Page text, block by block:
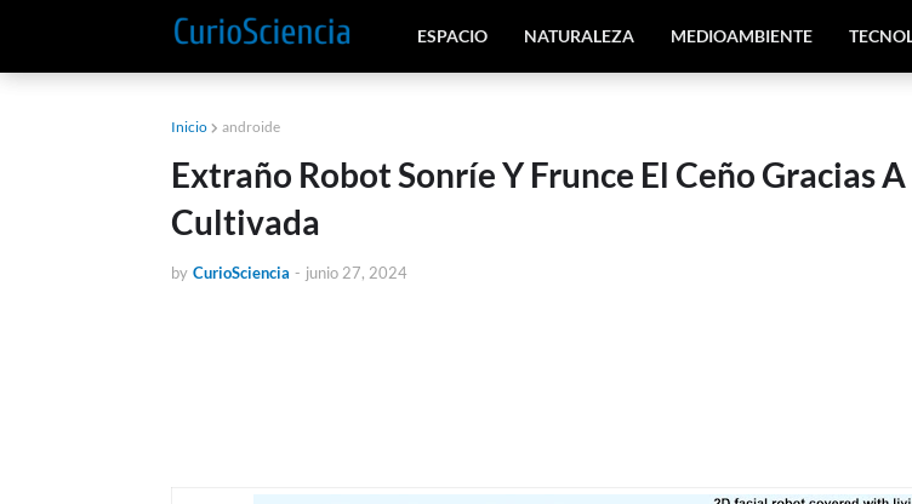
ESPACIO NATURALEZA MEDIOAMBIENTE
Inicio androide
Extraño Robot Sonríe Y Frunce El Ceño Gracias
Cultivada
by CurioSciencia - junio 27, 2024